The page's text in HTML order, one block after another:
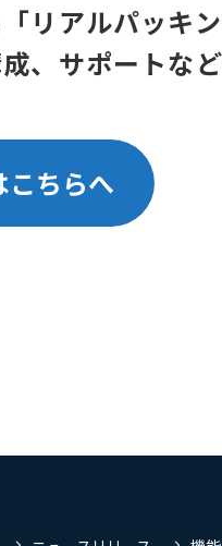
リアルパッキ
、サポートな
こちらへ